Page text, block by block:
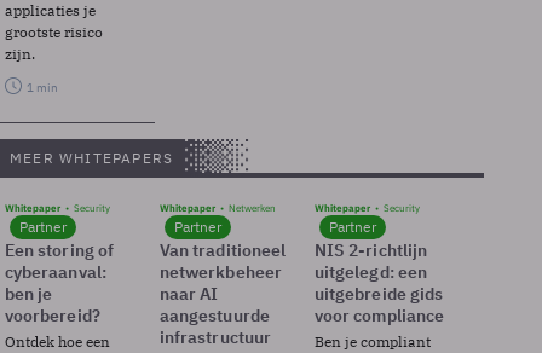
applicaties je
grootste risico
zijn.
1 min
MEER WHITEPAPERS
Whitepaper Security
Partner
Een storing of
cyberaanval:
ben je
voorbereid?
Ontdek hoe een
Whitepaper Netwerken
Partner
Van traditioneel
netwerkbeheer
naar AI
aangestuurde
infrastructuur
Whitepaper Security
Partner
NIS 2-richtlijn
uitgelegd: een
uitgebreide gids
voor compliance
Ben je compliant